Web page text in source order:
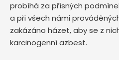
probíhá za přísných
a při všech námi
zakázáno házet, aby se z
karcinogenní azbest.